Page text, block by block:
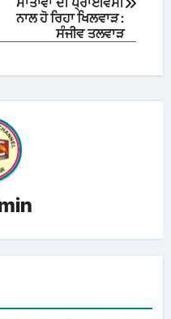
ਨਾਲ ਹੋ ਰਿਹਾ ਖਿਲਵਾੜ :
ਸੰਜੀਵ ਤਲਵਾੜ